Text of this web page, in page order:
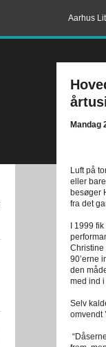
Aarhus
Mandag
Luft på
eller
besøger
fra det
I 1999
Christine
90’erne
den
med ind
Selv
omvendt